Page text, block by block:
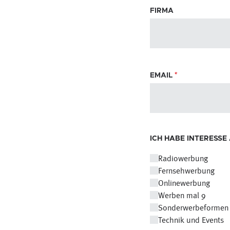
FIRMA
EMAIL *
ICH HABE INTERESSE
Radiowerbung
Fernsehwerbung
Onlinewerbung
Werben mal 9
Sonderwerbeformen
Technik und Events